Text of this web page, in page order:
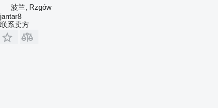
波兰, Rzgów
jantar8
联系卖方